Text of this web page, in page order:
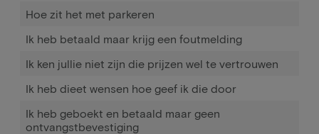
Hoe zit het met parkeren
Ik heb betaald maar krijg een foutmelding
Ik ken jullie niet zijn die prijzen wel te vertrouwen
Ik heb dieet wensen hoe geef ik die door
Ik heb geboekt en betaald maar geen
ontvangstbevestiging